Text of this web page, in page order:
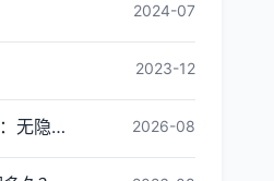
2024-07
2023-12
珠海ODI备案代办收费明细：无隐形消费更透明 2026-08